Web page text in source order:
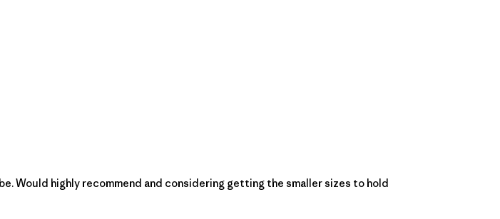
Would highly recommend and considering getting the smaller sizes to hold